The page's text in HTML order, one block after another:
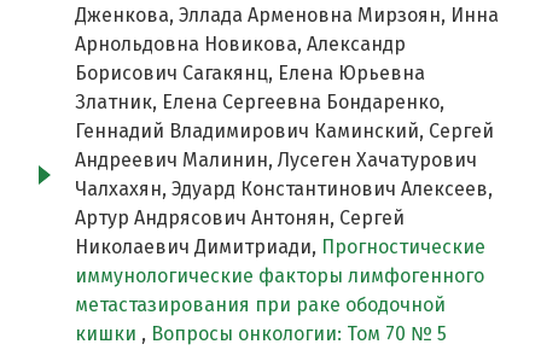
Дженкова, Эллада Арменовна Мирзоян, Инна
Арнольдовна Новикова, Александр
Борисович Сагакянц, Елена Юрьевна
Златник, Елена Сергеевна Бондаренко,
Геннадий Владимирович Каминский, Сергей
Андреевич Малинин, Лусеген Хачатурович
Чалхахян, Эдуард Константинович Алексеев,
Артур Андрясович Антонян, Сергей
Николаевич Димитриади, Прогностические
иммунологические факторы лимфогенного
метастазирования при раке ободочной
кишки , Вопросы онкологии: Том 70 № 5